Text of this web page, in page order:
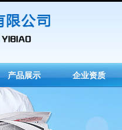
产品展示 企业资质